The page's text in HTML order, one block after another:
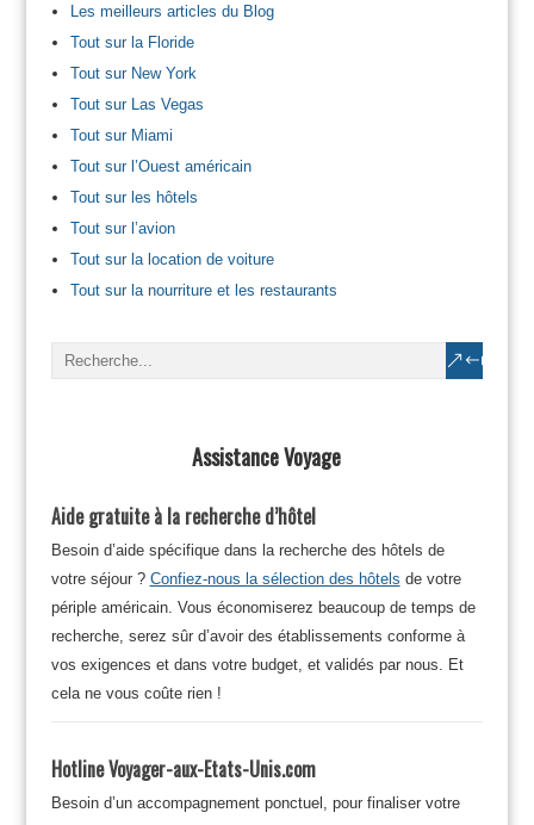
Les meilleurs articles du Blog
Tout sur la Floride
Tout sur New York
Tout sur Las Vegas
Tout sur Miami
Tout sur l’Ouest américain
Tout sur les hôtels
Tout sur l’avion
Tout sur la location de voiture
Tout sur la nourriture et les restaurants
Assistance Voyage
Aide gratuite à la recherche d’hôtel
Besoin d’aide spécifique dans la recherche des hôtels de
votre séjour ? Confiez-nous la sélection des hôtels de votre
périple américain. Vous économiserez beaucoup de temps de
recherche, serez sûr d’avoir des établissements conforme à
vos exigences et dans votre budget, et validés par nous. Et
cela ne vous coûte rien !
Hotline Voyager-aux-Etats-Unis.com
Besoin d’un accompagnement ponctuel, pour finaliser votre